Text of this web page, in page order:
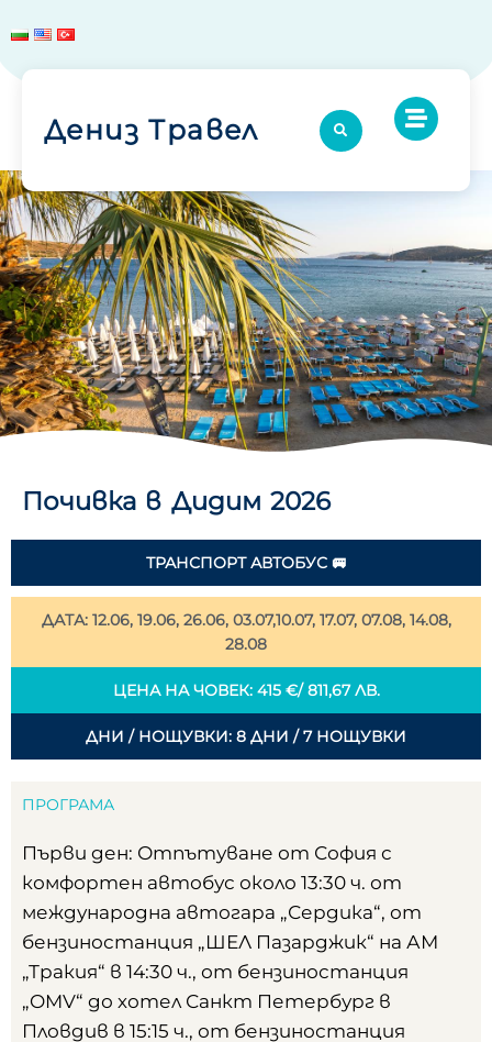
Дениз Травел
Почивка в Дидим 2026
ТРАНСПОРТ АВТОБУС 🚐
ДАТА: 12.06, 19.06, 26.06, 03.07,10.07, 17.07, 07.08, 14.08,
28.08
ЦЕНА НА ЧОВЕК: 415 €/ 811,67 ЛВ.
ДНИ / НОЩУВКИ: 8 ДНИ / 7 НОЩУВКИ
ПРОГРАМА
Първи ден: Отпътуване от София с
комфортен автобус около 13:30 ч. от
международна автогара „Сердика“, от
бензиностанция „ШЕЛ Пазарджик“ на АМ
„Тракия“ в 14:30 ч., от бензиностанция
„OMV“ до хотел Санкт Петербург в
Пловдив в 15:15 ч., от бензиностанция